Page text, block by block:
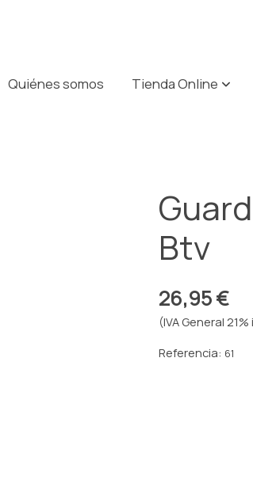
Quiénes somos Tienda Online
Btv
26,95 €
(IVA General
Referencia: 61